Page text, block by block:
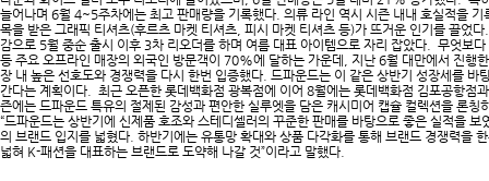
늘어나며 6월 4~5주차에는 최고 판매량을 기록했다. 의류 라인 역시 시즌 내내 호실적을 기
목을 받은 그래픽 티셔츠(후르츠 마켓 티셔츠, 피시 마켓 티셔츠 등)가 뜨거운 인기를 끌었
감으로 5월 중순 출시 이후 3차 리오더를 하며 여름 대표 아이템으로 자리 잡았다. 무엇보
등 주요 오프라인 매장의 외국인 방문객이 70%에 달하는 가운데, 지난 6월 대만에서 진행
장 내 높은 선호도와 경쟁력을 다시 한번 입증했다. 드파운드는 이 같은 상반기 성장세를 바
간다는 계획이다. 최근 오픈한 롯데백화점 광복점에 이어 8월에는 롯데백화점 김포공항
즌에는 드파운드 특유의 절제된 감성과 편안한 실루엣을 담은 캐시미어 캡슐 컬렉션을 론
“드파운드는 상반기에 신제품 호조와 스테디셀러의 꾸준한 판매를 바탕으로 좋은 실적을
의 브랜드 입지를 넓혔다. 하반기에는 유통망 확대와 상품 다각화를 통해 브랜드 경쟁력을
넓혀 K-패션을 대표하는 브랜드로 도약해 나갈 것”이라고 말했다.​